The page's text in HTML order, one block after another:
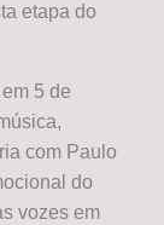
etapa do
5 de
com Paulo
do
vozes em